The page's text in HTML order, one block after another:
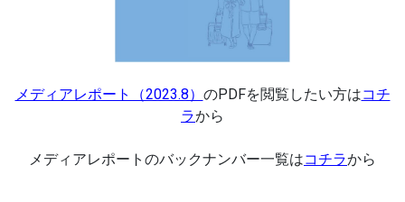
メディアレポート（2023.8） のPDFを閲覧したい方はコチ
ラから
メディアレポートのバックナンバー一覧はコチラから